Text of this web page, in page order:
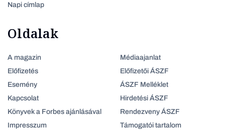
Napi címlap
Oldalak
A magazin
Előfizetés
Esemény
Kapcsolat
Könyvek a Forbes ajánlásával
Impresszum
Médiaajanlat
Előfizetői ÁSZF
ÁSZF Melléklet
Hirdetési ÁSZF
Rendezveny ÁSZF
Támogatói tartalom